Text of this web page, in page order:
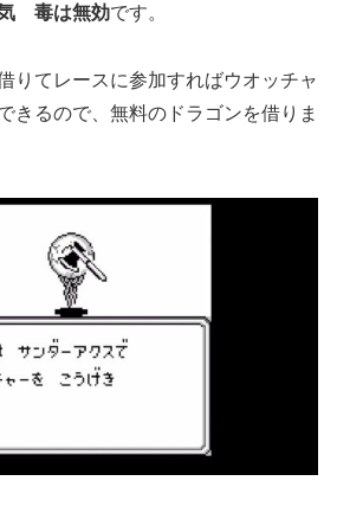
毒は無効です。
りてレースに参加すればウオッチャ
きるので、無料のドラゴンを借りま